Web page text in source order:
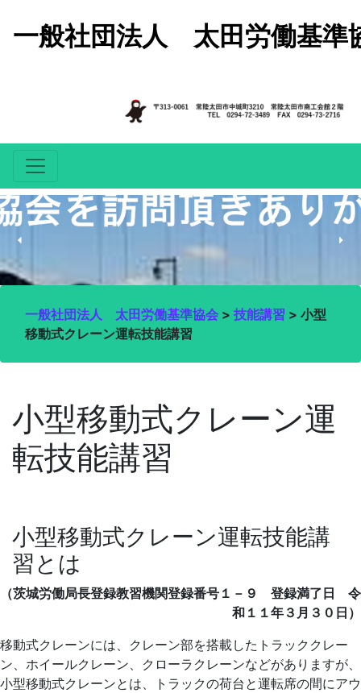
一般社団法人 太田労働基準
一般社団法人 太田労働基準協会 > 技能講習 > 小型
移動式クレーン運転技能講習
小型移動式クレーン運
転技能講習
小型移動式クレーン運転技能講
習とは
（茨城労働局長登録教習機関登録番号１－９ 登録満了日 令
和１１年３月３０日）
移動式クレーンには、クレーン部を搭載したトラッククレー
ン、ホイールクレーン、クローラクレーンなどがありますが、
小型移動式クレーンとは、トラックの荷台と運転席の間にアウ